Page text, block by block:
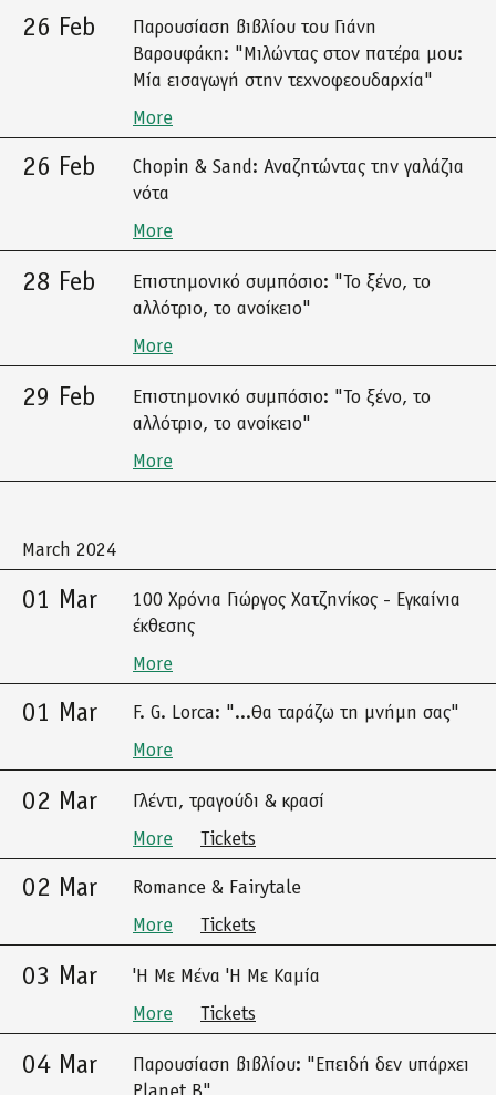
26 Feb
Παρουσίαση βιβλίου του Γιάνη
Βαρουφάκη: "Μιλώντας στον πατέρα μου:
Μία εισαγωγή στην τεχνοφεουδαρχία"
More
26 Feb
Chopin & Sand: Αναζητώντας την γαλάζια
νότα
More
28 Feb
Επιστημονικό συμπόσιο: "Το ξένο, το
αλλότριο, το ανοίκειο"
More
29 Feb
Επιστημονικό συμπόσιο: "Το ξένο, το
αλλότριο, το ανοίκειο"
More
March 2024
01 Mar
100 Χρόνια Γιώργος Χατζηνίκος - Εγκαίνια
έκθεσης
More
01 Mar
F. G. Lorca: "...Θα ταράζω τη μνήμη σας"
More
02 Mar
Γλέντι, τραγούδι & κρασί
More
Tickets
02 Mar
Romance & Fairytale
More
Tickets
03 Mar
'Η Με Μένα 'Η Με Καμία
More
Tickets
04 Mar
Παρουσίαση βιβλίου: "Επειδή δεν υπάρχει